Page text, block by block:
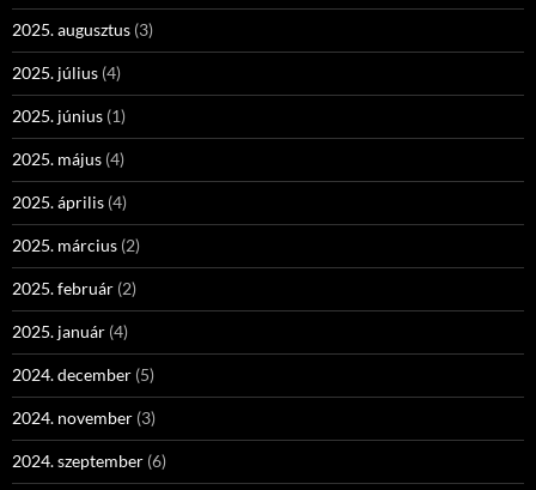
2025. augusztus (3)
2025. július (4)
2025. június (1)
2025. május (4)
2025. április (4)
2025. március (2)
2025. február (2)
2025. január (4)
2024. december (5)
2024. november (3)
2024. szeptember (6)